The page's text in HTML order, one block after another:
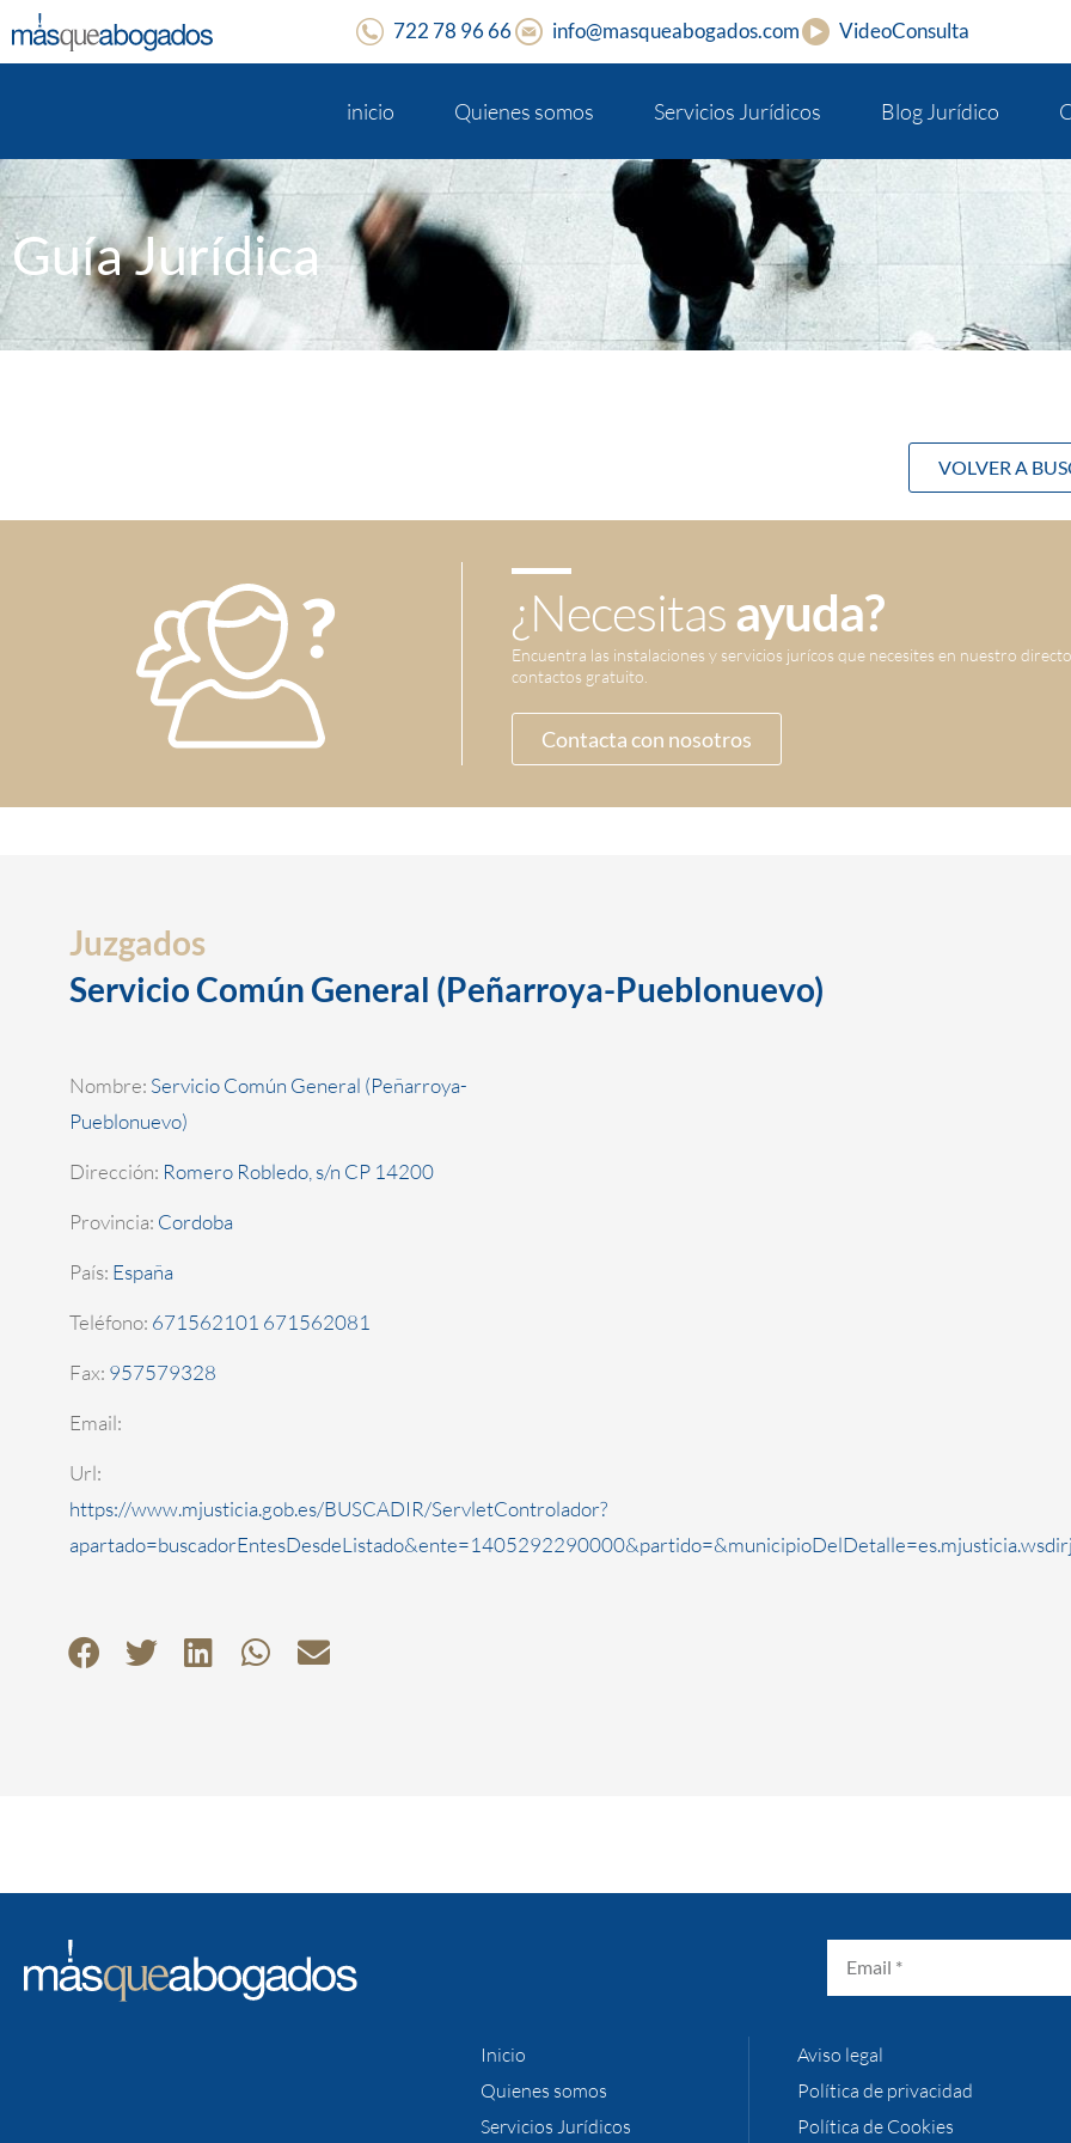
722 78 96 66 info@masqueabogados.com VideoConsulta
inicio Quienes somos Servicios Jurídicos Blog Jurídico
Guía Jurídica
VOLVER A
¿Necesitasayuda?
Encuentra las instalaciones y servicios jurícos que necesites en nuestro
contactos gratuito.
Contacta con nosotros
Juzgados
Servicio Común General (Peñarroya-Pueblonuevo)
Nombre: Servicio Común General (Peñarroya-
Pueblonuevo)
Dirección: Romero Robledo, s/n CP 14200
Provincia: Cordoba
País: España
Teléfono: 671562101 671562081
Fax: 957579328
Email:
Url:
https://www.mjusticia.gob.es/BUSCADIR/ServletControlador?
Inicio
Quienes somos
Servicios Jurídicos
Aviso legal
Política de privacidad
Política de Cookies